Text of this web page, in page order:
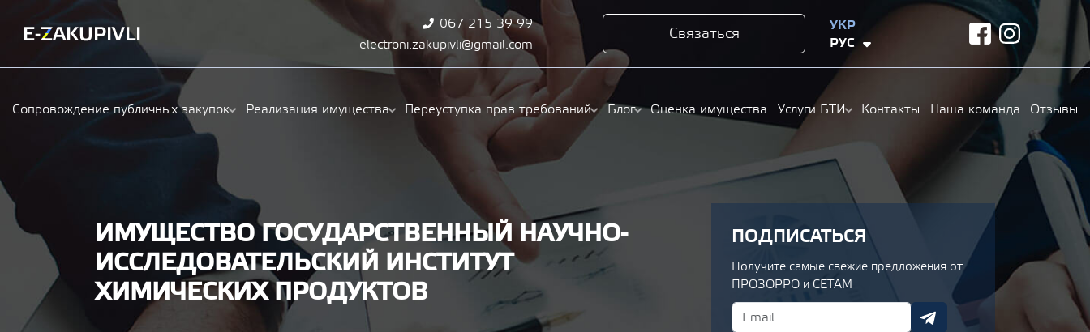
067 215 39 99
electroni.zakupivli@gmail.com
Связаться
УКР
РУС
facebookinstagram
Сопровождение публичных закупок Реализация имущества Переуступка прав требований Блог Оценка имущества Услуги БТИ Контакты Наша команда Отзывы
ИМУЩЕСТВО ГОСУДАРСТВЕННЫЙ НАУЧНО-
ИССЛЕДОВАТЕЛЬСКИЙ ИНСТИТУТ
ХИМИЧЕСКИХ ПРОДУКТОВ
ПОДПИСАТЬСЯ
Получите самые свежие предложения от
ПРОЗОРРО и СЕТАМ